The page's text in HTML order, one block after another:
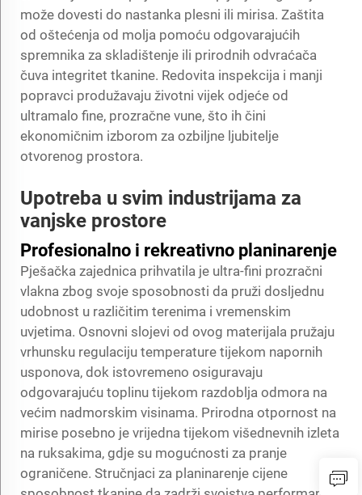
može dovesti do nastanka plesni ili mirisa. Zaštita
od oštećenja od molja pomoću odgovarajućih
spremnika za skladištenje ili prirodnih odvraćača
čuva integritet tkanine. Redovita inspekcija i manji
popravci produžavaju životni vijek odjeće od
ultramalo fine, prozračne vune, što ih čini
ekonomičnim izborom za ozbiljne ljubitelje
otvorenog prostora.
Upotreba u svim industrijama za
vanjske prostore
Profesionalno i rekreativno planinarenje
Pješačka zajednica prihvatila je ultra-fini prozračni
vlakna zbog svoje sposobnosti da pruži dosljednu
udobnost u različitim terenima i vremenskim
uvjetima. Osnovni slojevi od ovog materijala pružaju
vrhunsku regulaciju temperature tijekom napornih
usponova, dok istovremeno osiguravaju
odgovarajuću toplinu tijekom razdoblja odmora na
većim nadmorskim visinama. Prirodna otpornost na
mirise posebno je vrijedna tijekom višednevnih izleta
na ruksakima, gdje su mogućnosti za pranje
ograničene. Stručnjaci za planinarenje cijene